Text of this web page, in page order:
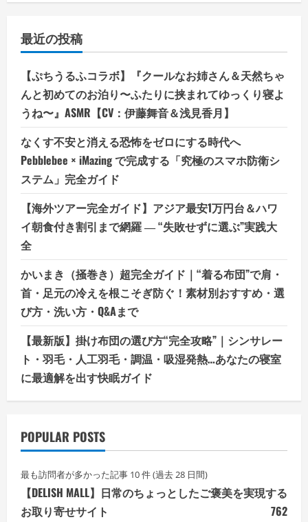
最近の投稿
【ぷちうるふコラボ】『クールなお姉さん＆天然ちゃ
んと初めてのお泊り〜ふたりに挟まれてゆっくり寝よ
うね〜』ASMR【CV：伊藤舞音＆浅見香月】
なくす不安と消える恐怖をゼロにする時代へ
Pebblebee × iMazing で完成する「究極のスマホ防衛シ
ステム」完全ガイド
【海外ツアー完全ガイド】アジア最安1万円台＆ハワ
イ朝食付き割引まで網羅 ― “失敗せずに選ぶ”実践大
全
かいまき（掻巻き）超完全ガイド｜“着る布団”で肩・
首・足元の冷えを根こそぎ防ぐ！素材別おすすめ・選
び方・洗い方・Q&Aまで
【最新版】掛け布団の選び方“完全攻略”｜シンサレー
ト・羽毛・人工羽毛・調温・吸湿発熱…あなたの寝室
に最適解を出す快眠ガイド
POPULAR POSTS
最も訪問者が多かった記事 10 件 (過去 28 日間)
【DELISH MALL】日常のちょっとしたご褒美を実現する
お取り寄せサイト
762